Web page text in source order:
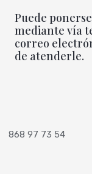
Puede
mediante vía
correo
de atenderle.
868 97 73 54